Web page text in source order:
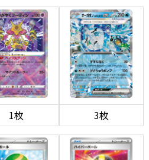
1枚 3枚